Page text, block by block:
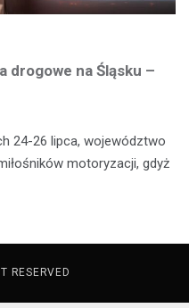
drogowe na Śląsku –
24-26 lipca, województwo
motoryzacji, gdyż
RESERVED